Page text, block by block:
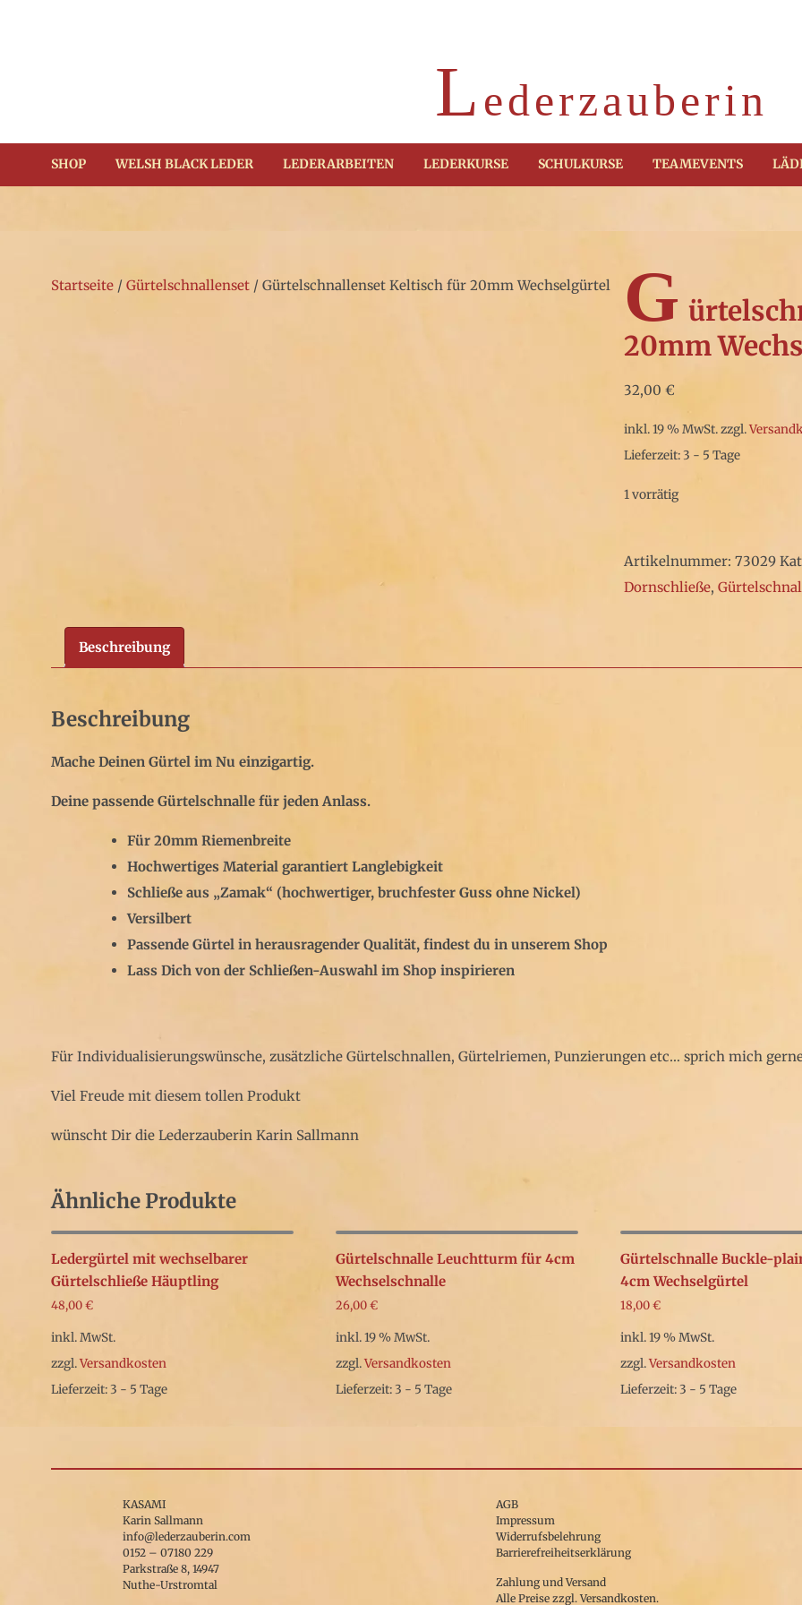
L ederzauberin
SHOP WELSH BLACK LEDER LEDERARBEITEN LEDERKURSE SCHULKURSE TEAMEVENTS
Startseite / Gürtelschnallenset / Gürtelschnallenset Keltisch für 20mm Wechselgürtel G
20mm
32,00 €
inkl. 19 % MwSt.zzgl.
Lieferzeit: 3 - 5 Tage
1 vorrätig
Artikelnummer: 73029
Dornschließe,
Beschreibung
Beschreibung
Mache Deinen Gürtel im Nu einzigartig.
Deine passende Gürtelschnalle für jeden Anlass.
Für 20mm Riemenbreite
Hochwertiges Material garantiert Langlebigkeit
Schließe aus „Zamak“ (hochwertiger, bruchfester Guss ohne Nickel)
Versilbert
Passende Gürtel in herausragender Qualität, findest du in unserem Shop
Lass Dich von der Schließen-Auswahl im Shop inspirieren
Für Individualisierungswünsche, zusätzliche Gürtelschnallen, Gürtelriemen, Punzierungen etc… sprich mich
Viel Freude mit diesem tollen Produkt
wünscht Dir die Lederzauberin Karin Sallmann
Ähnliche Produkte
Ledergürtel mit wechselbarer
Gürtelschließe Häuptling
48,00€
inkl. MwSt.
zzgl.Versandkosten
Lieferzeit: 3 - 5 Tage
weist
Gürtelschnalle Leuchtturm für 4cm
Wechselschnalle
26,00€
inkl. 19 % MwSt.
zzgl.Versandkosten
Lieferzeit: 3 - 5 Tage
Gürtelschnalle Buckle-
4cm Wechselgürtel
18,00€
inkl. 19 % MwSt.
zzgl.Versandkosten
Lieferzeit: 3 - 5 Tage
KASAMI
Karin Sallmann
info@lederzauberin.com
0152 – 07180 229
Parkstraße 8, 14947
Nuthe-Urstromtal
AGB
Impressum
Widerrufsbelehrung
Barrierefreiheitserklärung
Zahlung und Versand
Alle Preise zzgl. Versandkosten.